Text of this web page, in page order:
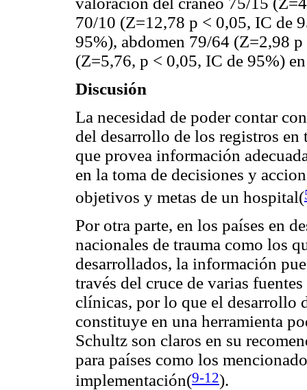
70/10 (Z=12,78 p < 0,05, IC de
95%), abdomen 79/64 (Z=2,98
(Z=5,76, p < 0,05, IC de 95%)
Discusión
La necesidad de poder contar
del desarrollo de los registros
que provea información
en la toma de decisiones y
objetivos y metas de un hospital(
Por otra parte, en los países en
nacionales de trauma como los
desarrollados, la información
través del cruce de varias
clínicas, por lo que el desarrollo
constituye en una herramienta
Schultz son claros en su
para países como los
implementación(9-12).